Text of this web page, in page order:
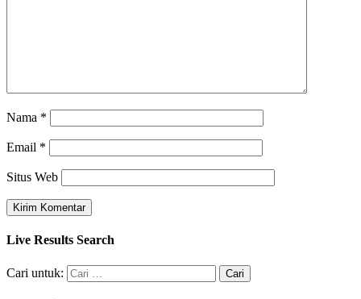
Nama *
Email *
Situs Web
Live Results Search
Cari untuk: